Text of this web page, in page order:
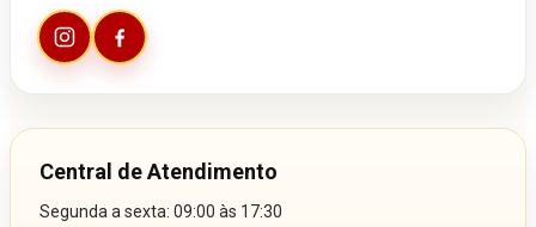
Central de Atendimento
Segunda a sexta: 09:00 às 17:30